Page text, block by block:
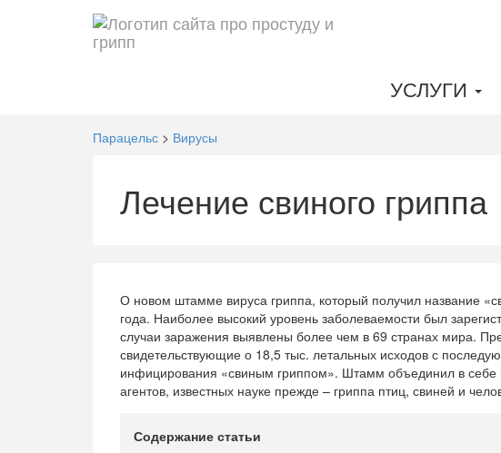
УСЛУГИ
Парацельс > Вирусы
Лечение свиного гриппа
О новом штамме вируса гриппа, который получил название
года. Наиболее высокий уровень заболеваемости был
случаи заражения выявлены более чем в 69 странах мира.
свидетельствующие о 18,5 тыс. летальных исходов с
инфицирования «свиным гриппом». Штамм объединил в себе
агентов, известных науке прежде – гриппа птиц, свиней и
Содержание статьи